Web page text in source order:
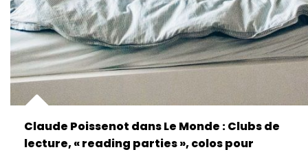
Claude Poissenot dans Le Monde : Clubs de
lecture, « reading parties », colos pour